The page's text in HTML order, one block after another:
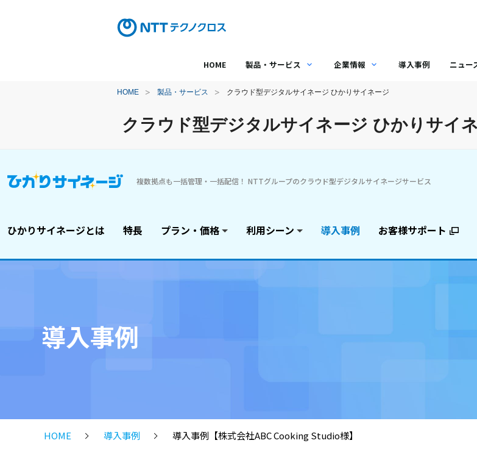
HOME 製品・サービス 企業情報 導入事例 ニュー
HOME 製品・サービス クラウド型デジタルサイネージ ひかりサイネージ
クラウド型デジタルサイネージ ひかりサイ
複数拠点も一括管理・一括配信！ NTTグループのクラウド型デジタルサイネージサービス
ひかりサイネージとは 特長 プラン・価格 利用シーン 導入事例 お客様サポート
導入事例
HOME 導入事例 導入事例【株式会社ABC Cooking Studio様】